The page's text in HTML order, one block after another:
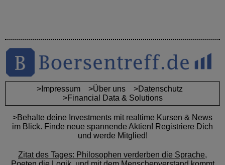
>Impressum >Über uns
>Datenschutz
>Financial Data & Solutions
>Behalte deine Investments mit realtime Kursen & News
im Blick. Finde neue spannende Aktien! Registriere Dich
und werde Mitglied!
Zitat des Tages: Philosophen verderben die Sprache,